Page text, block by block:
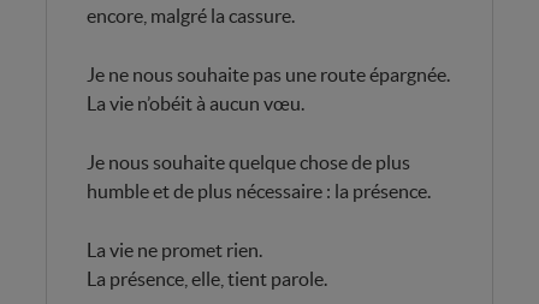
encore, malgré la cassure.
Je ne nous souhaite pas une route épargnée.
La vie n’obéit à aucun vœu.
Je nous souhaite quelque chose de plus
humble et de plus nécessaire : la présence.
La vie ne promet rien.
La présence, elle, tient parole.